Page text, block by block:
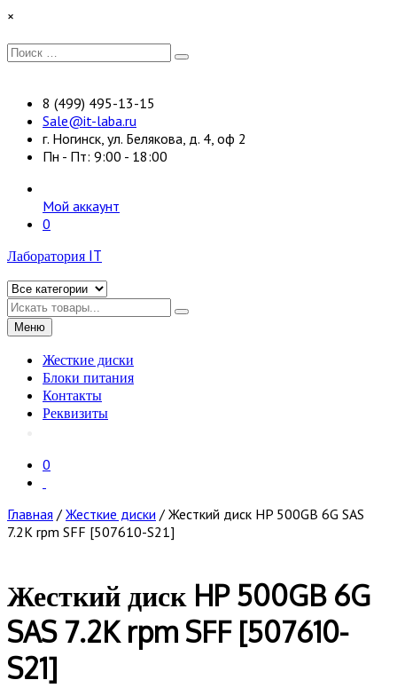
Перейти
содержимому
×
Искать:
Поиск
8 (499) 495-13-15
Sale@it-laba.ru
г. Ногинск, ул. Белякова, д. 4, оф 2
Пн - Пт: 9:00 - 18:00
Мой аккаунт
0
Лаборатория IT
Искать
Меню
Жесткие диски
Блоки питания
Контакты
Реквизиты
0
Главная / Жесткие диски / Жесткий диск HP 500GB 6G SAS
7.2K rpm SFF [507610-S21]
Жесткий диск HP 500GB 6G
SAS 7.2K rpm SFF [507610-
S21]